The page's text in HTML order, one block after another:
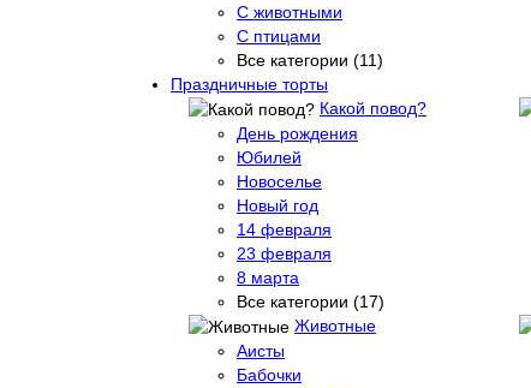
С животными
С птицами
Все категории (11)
Праздничные торты
Какой повод?
День рождения
Юбилей
Новоселье
Новый год
14 февраля
23 февраля
8 марта
Все категории (17)
Животные
Аисты
Бабочки